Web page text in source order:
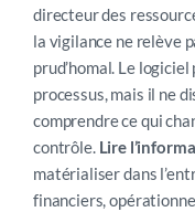
directeur des
la vigilance ne relève
prud’homal. Le
processus, mais il ne
comprendre ce qui
contrôle. Lire
matérialiser dans
financiers,